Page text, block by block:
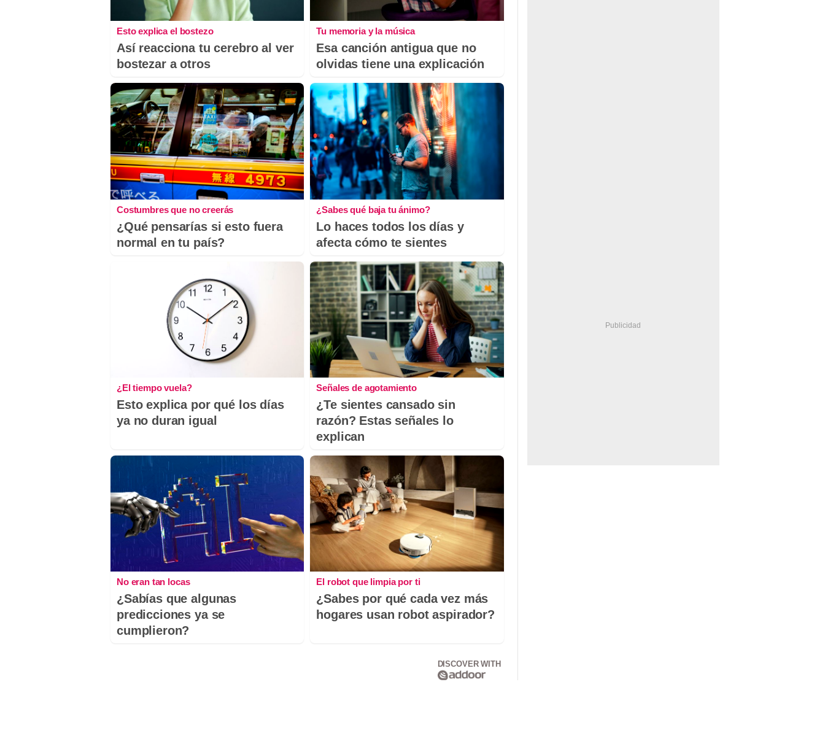
Esto explica el bostezo
Así reacciona tu cerebro al ver
bostezar a otros
Tu memoria y la música
Esa canción antigua que no
olvidas tiene una explicación
Costumbres que no creerás
¿Qué pensarías si esto fuera
normal en tu país?
¿Sabes qué baja tu ánimo?
Lo haces todos los días y
afecta cómo te sientes
¿El tiempo vuela?
Esto explica por qué los días
ya no duran igual
Señales de agotamiento
¿Te sientes cansado sin
razón? Estas señales lo
explican
No eran tan locas
¿Sabías que algunas
predicciones ya se
cumplieron?
El robot que limpia por ti
¿Sabes por qué cada vez más
hogares usan robot aspirador?
DISCOVER WITH